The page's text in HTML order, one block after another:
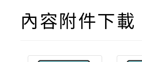
內容附件下載